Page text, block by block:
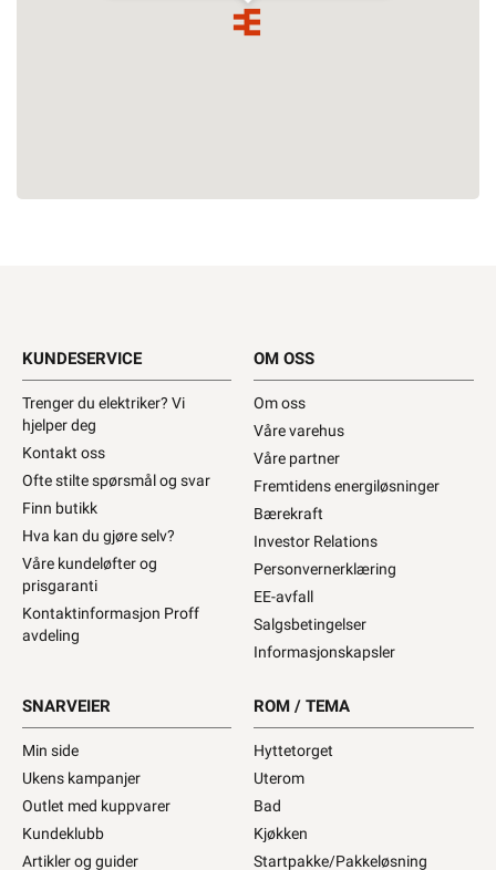
KUNDESERVICE
Trenger du elektriker? Vi
hjelper deg
Kontakt oss
Ofte stilte spørsmål og svar
Finn butikk
Hva kan du gjøre selv?
Våre kundeløfter og
prisgaranti
Kontaktinformasjon Proff
avdeling
OM OSS
Om oss
Våre varehus
Våre partner
Fremtidens energiløsninger
Bærekraft
Investor Relations
Personvernerklæring
EE-avfall
Salgsbetingelser
Informasjonskapsler
SNARVEIER
Min side
Ukens kampanjer
Outlet med kuppvarer
Kundeklubb
Artikler og guider
ROM / TEMA
Hyttetorget
Uterom
Bad
Kjøkken
Startpakke/Pakkeløsning